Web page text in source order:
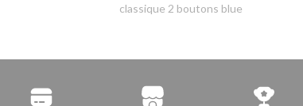
classique 2 boutons blue